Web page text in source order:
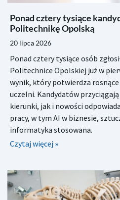
Ponad cztery tysiące
Politechnikę Opolską
20 lipca 2026
Ponad cztery tysiące osób
Politechnice Opolskiej już w
wynik, który potwierdza
uczelni. Kandydatów
kierunki, jak i nowości
pracy, w tym AI w biznesie,
informatyka stosowana.
Czytaj więcej »